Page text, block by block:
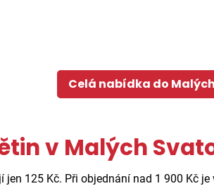
Celá nabídka do
v Malých
125 Kč. Při objednání nad 1 900 Kč je